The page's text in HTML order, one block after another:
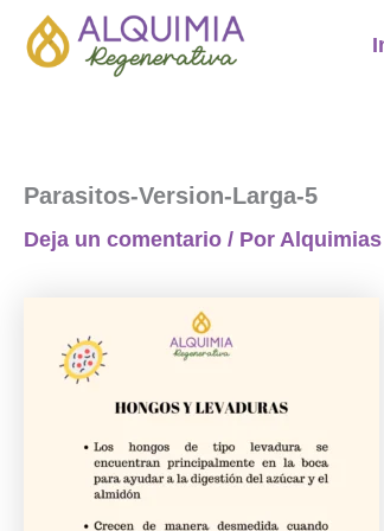
Parasitos-Version-Larga-5
Deja un comentario / Por Alquimias